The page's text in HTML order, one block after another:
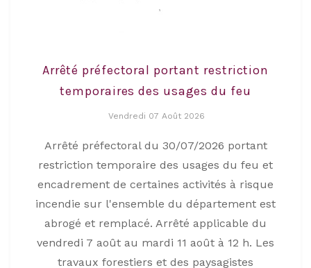
Arrêté préfectoral portant restriction
temporaires des usages du feu
Vendredi 07 Août 2026
Arrêté préfectoral du 30/07/2026 portant
restriction temporaire des usages du feu et
encadrement de certaines activités à risque
incendie sur l'ensemble du département est
abrogé et remplacé. Arrêté applicable du
vendredi 7 août au mardi 11 août à 12 h. Les
travaux forestiers et des paysagistes